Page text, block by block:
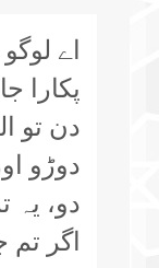
اے
پکارا
دن تو
دوڑو
دو، یہ
اگر تم